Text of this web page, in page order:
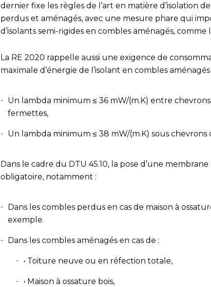
dernier fixe les règles de l’art en matière d’isolation
perdus et aménagés, avec une mesure phare qui
d’isolants semi-rigides en combles aménagés, comme
La RE 2020 rappelle aussi une exigence de
maximale d’énergie de l’isolant en combles aménagés
Un lambda minimum ≤ 36 mW/(m.K) entre
fermettes,
Un lambda minimum ≤ 38 mW/(m.K) sous chevrons
Dans le cadre du DTU 45.10, la pose d’une
obligatoire, notamment :
Dans les combles perdus en cas de maison à
exemple.
Dans les combles aménagés en cas de :
• Toiture neuve ou en réfection totale,
• Maison à ossature bois,